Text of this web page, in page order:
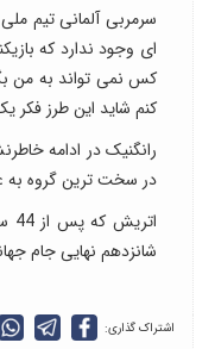
ای وجود ندارد که
کنم شاید این طرز فکر
رانگنیک در ادامه
در سخت ترین گروه به
شانزدهم نهایی جام جهانی آماده کند؛ دیداری که
اشتراک گذاری: